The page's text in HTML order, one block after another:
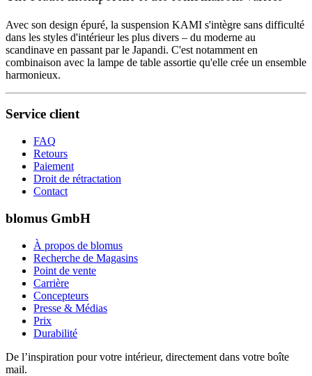
Avec son design épuré, la suspension KAMI s'intègre sans difficulté
dans les styles d'intérieur les plus divers – du moderne au
scandinave en passant par le Japandi. C'est notamment en
combinaison avec la lampe de table assortie qu'elle crée un ensemble
harmonieux.
Service client
FAQ
Retours
Paiement
Droit de rétractation
Contact
blomus GmbH
À propos de blomus
Recherche de Magasins
Point de vente
Carrière
Concepteurs
Presse & Médias
Prix
Durabilité
De l’inspiration pour votre intérieur, directement dans votre boîte
mail.